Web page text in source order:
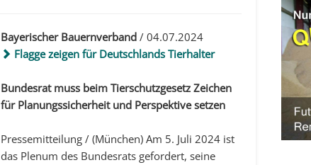
Bayerischer Bauernverband/ 04.07.2024
Flagge zeigen für Deutschlands Tierhalter
Bundesrat muss beim Tierschutzgesetz Zeichen
für Planungssicherheit und Perspektive setzen
Pressemitteilung / (München) Am 5. Juli 2024 ist
das Plenum des Bundesrats gefordert, seine